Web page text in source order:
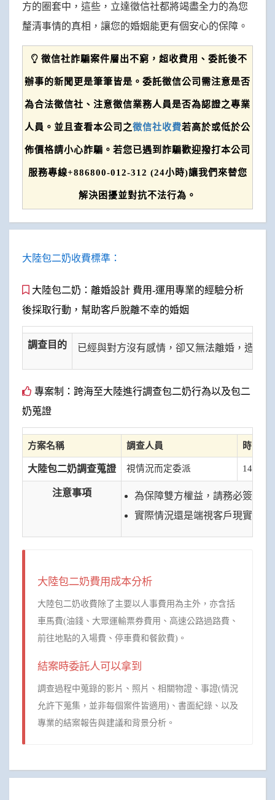
方的圈套中，這些，立達徵信社都將竭盡全力的為您
釐清事情的真相，讓您的婚姻能更有個安心的保障。
徵信社詐騙案件層出不窮，超收費用、委託後不
辦事的新聞更是筆筆皆是。委託徵信公司需注意是否
為合法徵信社、注意徵信業務人員是否為認證之專業
人員。並且查看本公司之徵信社收費若高於或低於公
佈價格請小心詐騙。若您已遇到詐騙歡迎撥打本公司
服務專線+886800-012-312 (24小時)讓我們來替您
解決困擾並對抗不法行為。
大陸包二奶收費標準：
大陸包二奶：離婚設計 費用-運用專業的經驗分析
後採取行動，幫助客戶脫離不幸的婚姻
調查目的 已經與對方沒有感情，卻又無法離婚，造成
專案制：跨海至大陸進行調查包二奶行為以及包二
奶蒐證
方案名稱 調查人員 時間/日
大陸包二奶調查蒐證 視情況而定委派 14個工
注意事項
為保障雙方權益，請務必簽訂合
實際情況還是端視客戶現實情
大陸包二奶費用成本分析
大陸包二奶收費除了主要以人事費用為主外，亦含括
車馬費(油錢、大眾運輸票券費用、高速公路過路費、
前往地點的入場費、停車費和餐飲費)。
結案時委託人可以拿到
調查過程中蒐錄的影片、照片、相關物證、事證(情況
允許下蒐集，並非每個案件皆適用)、書面紀錄、以及
專業的結案報告與建議和背景分析。